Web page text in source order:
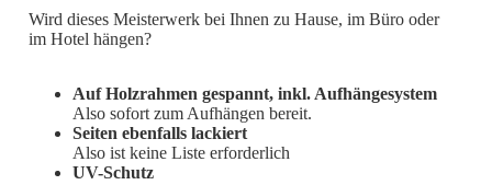
Wird dieses Meisterwerk bei Ihnen zu Hause, im Büro oder
im Hotel hängen?
Auf Holzrahmen gespannt, inkl. Aufhängesystem
Also sofort zum Aufhängen bereit.
Seiten ebenfalls lackiert
Also ist keine Liste erforderlich
UV-Schutz